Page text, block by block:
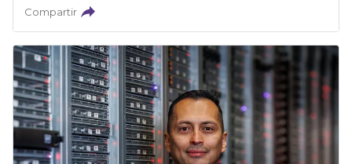
Compartir